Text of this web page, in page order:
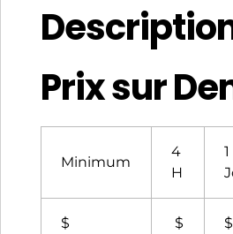
Prix sur
Minimum
4
H
1
$ $ $